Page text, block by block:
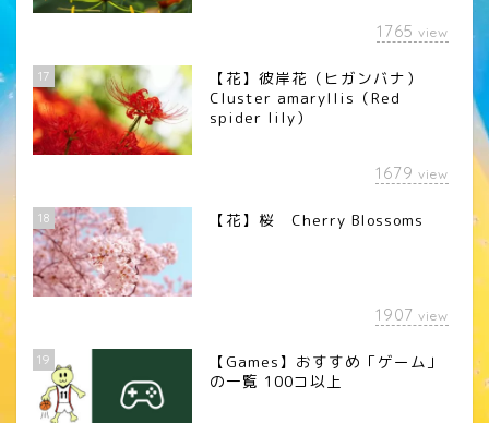
1765 view
17
【花】彼岸花（ヒガンバナ）
Cluster amaryllis（Red
spider lily）
1679 view
18 【花】桜 Cherry Blossoms
1907 view
19
【Games】おすすめ「ゲーム」
の一覧 100コ以上